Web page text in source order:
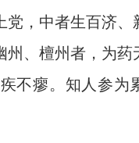
党，中者生百济、
州、檀州者，为药
不瘳。知人参为